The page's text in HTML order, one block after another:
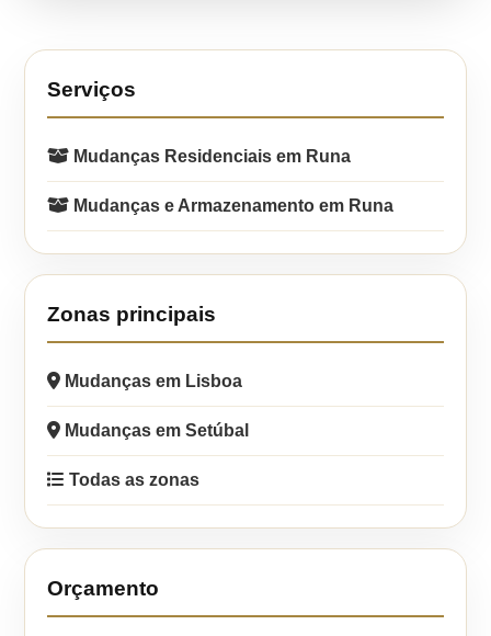
Serviços
Mudanças Residenciais em Runa
Mudanças e Armazenamento em Runa
Zonas principais
Mudanças em Lisboa
Mudanças em Setúbal
Todas as zonas
Orçamento